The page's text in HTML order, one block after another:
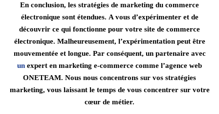
En conclusion, les stratégies de marketing du commerce
électronique sont étendues. A vous d’expérimenter et de
découvrir ce qui fonctionne pour votre site de commerce
électronique. Malheureusement, l’expérimentation peut être
mouvementée et longue. Par conséquent, un partenaire avec
un expert en marketing e-commerce comme l’agence web
ONETEAM. Nous nous concentrons sur vos stratégies
marketing, vous laissant le temps de vous concentrer sur votre
cœur de métier.